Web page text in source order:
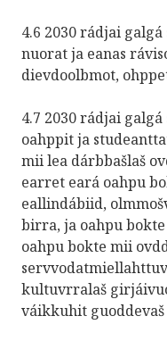
4.6 2030 rádjai
nuorat ja eanas
dievdoolbmot,
4.7 2030 rádjai
oahppit ja
mii lea dárbbašlaš
earret eará oahpu
eallindábiid,
birra, ja oahpu
oahpu bokte mii
kultuvrralaš
váikkuhit